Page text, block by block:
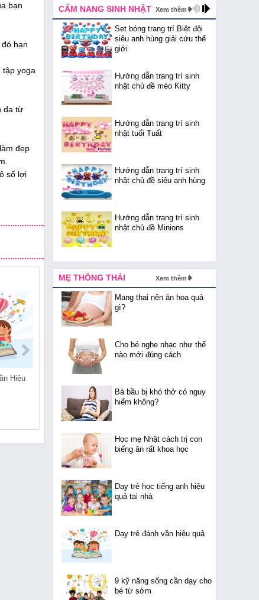
bạn
hạn
tập yoga
da từ
đẹp
số lợi
Hiệu
Thế Nào?
Cân Bằng Chế Độ Ăn
Uống Sau Tết
CẨM NANG SINH NHẬT Xem thêm
Set bóng trang trí Biệt đội
siêu anh hùng giải cứu thế
giới
Hướng dẫn trang trí sinh
nhật chủ đề mèo Kitty
Hướng dẫn trang trí sinh
nhật tuổi Tuất
Hướng dẫn trang trí sinh
nhật chủ đề siêu anh hùng
Hướng dẫn trang trí sinh
nhật chủ đề Minions
MẸ THÔNG THÁI Xem thêm
Mang thai nên ăn hoa quả
gì?
Cho bé nghe nhạc như thế
nào mới đúng cách
Bà bầu bị khó thở có nguy
hiểm không?
Học mẹ Nhật cách trị con
biếng ăn rất khoa học
Dạy trẻ học tiếng anh hiệu
quả tại nhà
Dạy trẻ đánh vần hiệu quả
9 kỹ năng sống cần dạy cho
bé từ sớm